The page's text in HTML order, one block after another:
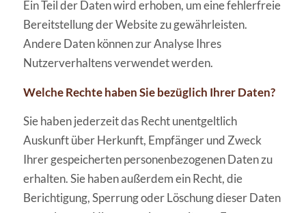
Ein Teil der Daten wird erhoben, um eine fehlerfreie
Bereitstellung der Website zu gewährleisten.
Andere Daten können zur Analyse Ihres
Nutzerverhaltens verwendet werden.
Welche Rechte haben Sie bezüglich Ihrer Daten?
Sie haben jederzeit das Recht unentgeltlich
Auskunft über Herkunft, Empfänger und Zweck
Ihrer gespeicherten personenbezogenen Daten zu
erhalten. Sie haben außerdem ein Recht, die
Berichtigung, Sperrung oder Löschung dieser Daten